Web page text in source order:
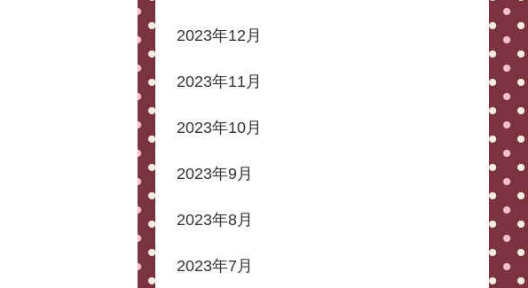
2023年12月
2023年11月
2023年10月
2023年9月
2023年8月
2023年7月